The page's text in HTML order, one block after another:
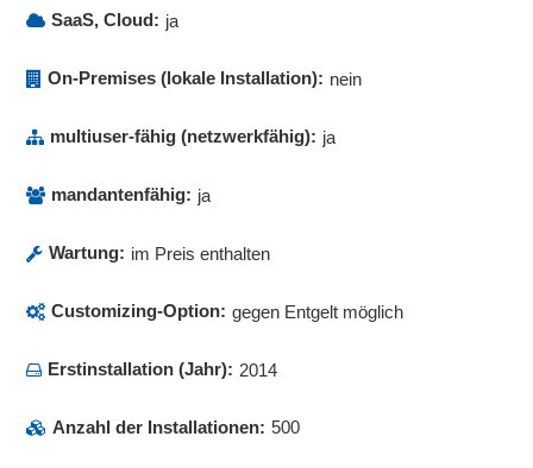
SaaS, Cloud: ja
On-Premises (lokale Installation): nein
multiuser-fähig (netzwerkfähig): ja
mandantenfähig: ja
Wartung: im Preis enthalten
Customizing-Option: gegen Entgelt möglich
Erstinstallation (Jahr): 2014
Anzahl der Installationen: 500